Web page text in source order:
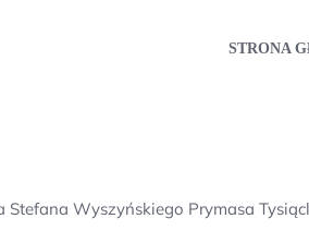
STRONA
Stefana Wyszyńskiego Prymasa